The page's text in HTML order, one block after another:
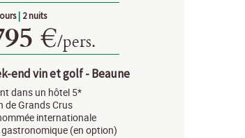
|2 nuits€/pers.
end vin et golf - Beaune
dans un hôtel 5*
de Grands Crus
internationale
(en option)